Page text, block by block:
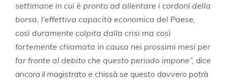
settimane in cui è pronto ad allentare i cordoni della
borsa, l’effettiva capacità economica del Paese,
così duramente colpita dalla crisi ma così
fortemente chiamata in causa nei prossimi mesi per
far fronte al debito che questo periodo impone”, dice
ancora il magistrato e chissà se questo davvero potrà